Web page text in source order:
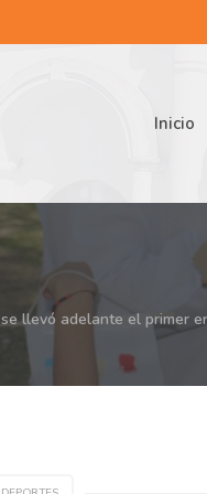
Inicio
se llevó adelante el primer